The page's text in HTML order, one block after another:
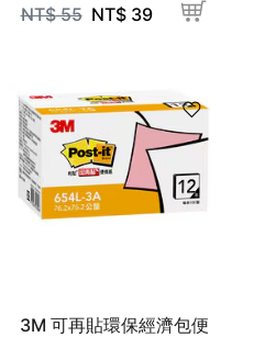
NT$55 NT$39
3M 可再貼環保經濟包便